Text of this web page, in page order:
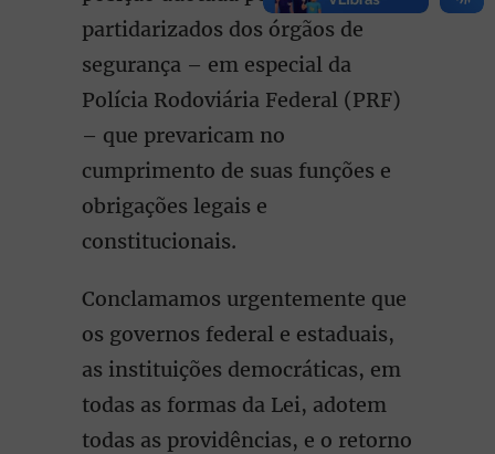
partidarizados dos órgãos de
segurança – em especial da
Polícia Rodoviária Federal (PRF)
– que prevaricam no
cumprimento de suas funções e
obrigações legais e
constitucionais.
Conclamamos urgentemente que
os governos federal e estaduais,
as instituições democráticas, em
todas as formas da Lei, adotem
todas as providências, e o retorno